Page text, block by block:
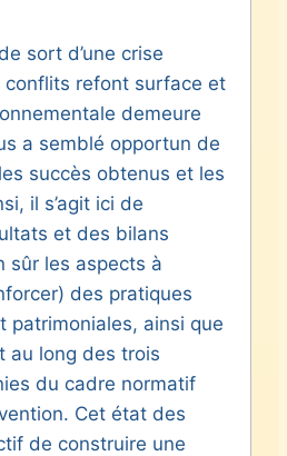
sort d’une crise
conflits refont surface et
demeure
a semblé opportun de
succès obtenus et les
il s’agit ici de
et des bilans
sûr les aspects à
des pratiques
patrimoniales, ainsi que
au long des trois
du cadre normatif
Cet état des
de construire une